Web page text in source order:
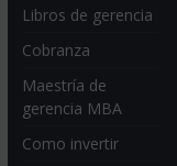
Libros de gerencia
Cobranza
Maestría de
gerencia MBA
Como invertir